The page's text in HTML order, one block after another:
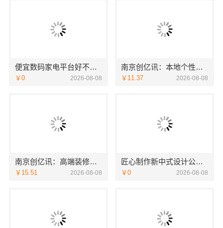
便宜数码家电平台好不好-湖北省惠物电子商务有限公司
￥0 2026-08-08
南京创亿讯：本地个性化设计批发
￥11.37 2026-08-08
南京创亿讯：高端装修公司
￥15.51 2026-08-08
匠心制作新中式设计公司，华居不锈钢融合之美
￥0 2026-08-08